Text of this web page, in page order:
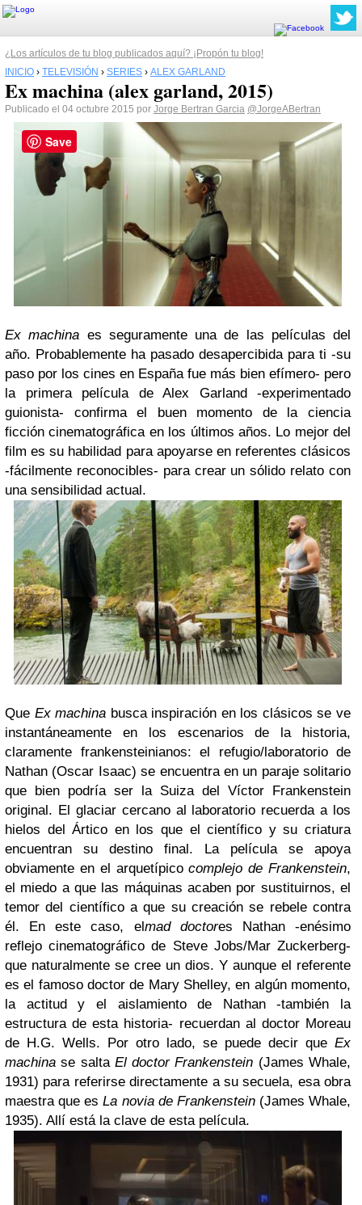
¿Los artículos de tu blog publicados aquí? ¡Propón tu blog!
INICIO › TELEVISIÓN › SERIES › ALEX GARLAND
Ex machina (alex garland, 2015)
Publicado el 04 octubre 2015 por Jorge Bertran Garcia @JorgeABertran
Ex machina es seguramente una de las películas del
año. Probablemente ha pasado desapercibida para ti -su
paso por los cines en España fue más bien efímero- pero
la primera película de Alex Garland -experimentado
guionista- confirma el buen momento de la ciencia
ficción cinematográfica en los últimos años. Lo mejor del
film es su habilidad para apoyarse en referentes clásicos
-fácilmente reconocibles- para crear un sólido relato con
una sensibilidad actual.
Que Ex machina busca inspiración en los clásicos se ve
instantáneamente en los escenarios de la historia,
claramente frankensteinianos: el refugio/laboratorio de
Nathan (Oscar Isaac) se encuentra en un paraje solitario
que bien podría ser la Suiza del Víctor Frankenstein
original. El glaciar cercano al laboratorio recuerda a los
hielos del Ártico en los que el científico y su criatura
encuentran su destino final. La película se apoya
obviamente en el arquetípicocomplejo de Frankenstein,
el miedo a que las máquinas acaben por sustituirnos, el
temor del científico a que su creación se rebele contra
él. En este caso, elmad doctores Nathan -enésimo
reflejo cinematográfico de Steve Jobs/Mar Zuckerberg-
que naturalmente se cree un dios. Y aunque el referente
es el famoso doctor de Mary Shelley, en algún momento,
la actitud y el aislamiento de Nathan -también la
estructura de esta historia- recuerdan al doctor Moreau
de H.G. Wells. Por otro lado, se puede decir que Ex
machina se salta El doctor Frankenstein (James Whale,
1931) para referirse directamente a su secuela, esa obra
maestra que esLa novia de Frankenstein (James Whale,
1935). Allí está la clave de esta película.
Save